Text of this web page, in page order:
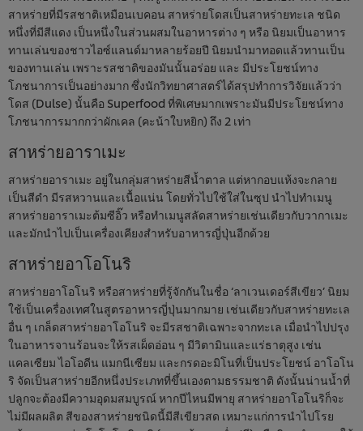
สาหร่ายที่มีรสชาติเหมือนเบคอน สาหร่ายโดสเป็นสาหร่ายทะเล ชนิด
หนึ่งที่มีสีแดง เป็นหนึ่งในส่วนผสมในอาหารต่าง ๆ หรือ นิยมเป็นอาหาร
ทานเล่นของชาวไอซ์แลนด์มาหลายร้อยปี นิยมนำมาทอดแล้วทานเป็น
ของทานเล่น เพราะรสชาติของมันนั้นอร่อย และ มีประโยชน์ทาง
โภชนาการเป็นอย่างมาก ซึ่งนักวิทยาศาสตร์ได้สรุปทำการวิจัยแล้วว่า
โดส (Dulse) นั้นคือ Superfood ที่พิเศษมากเพราะมันมีประโยชน์ทาง
โภชนาการมากกว่าผักเคล (คะน้าใบหยิก) ถึง 2 เท่า
สาหร่ายอาราเมะ
สาหร่ายอาราเมะ อยู่ในกลุ่มสาหร่ายสีน้ำตาล แต่หากอบแห้งจะกลาย
เป็นสีดำ มีรสหวานและเนื้อแน่น โดยทั่วไปใช้ใส่ในซุป นำไปทำเมนู
สาหร่ายอาราเมะต้มซีอิ๊ว หรือทำเมนูสลัดสาหร่ายเช่นเดียวกับวากาเมะ
และมักนำไปเป็นเครื่องเคียงสำหรับอาหารญี่ปุ่นอีกด้วย
สาหร่ายอาโอโนริ
สาหร่ายอาโอโนริ หรือสาหร่ายที่รู้จักกันในชื่อ ‘ลาเวนเดอร์สีเขียว’ นิยม
ใช้เป็นเครื่องเทศในสูตรอาหารญี่ปุ่นมากมาย เช่นเดียวกับสาหร่ายทะเล
อื่น ๆ เกล็ดสาหร่ายอาโอโนริ จะมีรสชาติเฉพาะจากทะเล เมื่อนำไปปรุง
ในอาหารจานร้อนจะให้รสเผ็ดอ่อน ๆ มีวิตามินและแร่ธาตุสูง เช่น
แคลเซียม ไอโอดีน แมกนีเซียม และกรดอะมิโนที่เป็นประโยชน์ อาโอโน
ริ จัดเป็นสาหร่ายอีกหนึ่งประเภทที่ขึ้นเองตามธรรมชาติ ดังนั้นน่านน้ำที่
ปลูกจะต้องมีความอุดมสมบูรณ์ หากปีไหนมีพายุ สาหร่ายอาโอโนริก็จะ
ไม่มีผลผลิต สีของสาหร่ายชนิดนี้มีสีเขียวสด เหมาะแก่การนำไปโรย